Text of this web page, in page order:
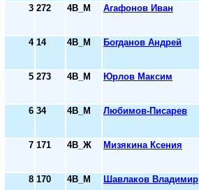
3 272 4В_М Агафонов Иван
4 14 4В_М Богданов Андрей
5 273 4В_М Юрлов Максим
6 34 4В_М Любимов-Писарев
7 171 4В_Ж Мизякина Ксения
8 170 4В_М Шавлаков Владимир